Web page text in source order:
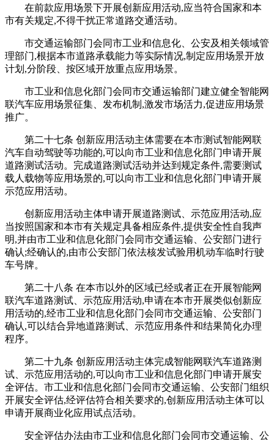
在前款应用场景下开展创新应用活动,应当符合国家和本
市有关规定,不得干扰正常道路交通活动。
市交通运输部门会同市工业和信息化、公安及相关领域管
理部门,根据本市道路承载能力等实际情况,制定应用场景开放
计划,分阶段、按区域开放重点应用场景。
市工业和信息化部门会同市交通运输部门建立健全智能网
联汽车应用场景征集、发布机制,激发市场活力,促进应用场景
推广。
第二十七条 创新应用活动主体需要在本市测试智能网联
汽车自动驾驶等功能的,可以向市工业和信息化部门申请开展
道路测试活动。完成道路测试活动并达到规定条件,需要测试
载人载物等应用场景的,可以向市工业和信息化部门申请开展
示范应用活动。
创新应用活动主体申请开展道路测试、示范应用活动,应
当按照国家和本市有关规定具备相应条件,提供安全性自我声
明,并由市工业和信息化部门会同市交通运输、公安部门进行
确认;经确认的,由市公安部门依法核发试验用机动车临时行驶
车号牌。
第二十八条 在本市以外的区域已经或者正在开展智能网
联汽车道路测试、示范应用活动,申请在本市开展类似创新应
用活动的,经市工业和信息化部门会同市交通运输、公安部门
确认,可以结合异地道路测试、示范应用条件和结果简化办理
程序。
第二十九条 创新应用活动主体完成智能网联汽车道路测
试、示范应用活动的,可以向市工业和信息化部门申请开展安
全评估。市工业和信息化部门会同市交通运输、公安部门组织
开展安全评估,经评估符合相关要求的,创新应用活动主体可以
申请开展商业化应用试点活动。
安全评估办法由市工业和信息化部门会同市交通运输、公